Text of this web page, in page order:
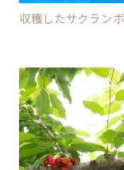
収穫したサクラン